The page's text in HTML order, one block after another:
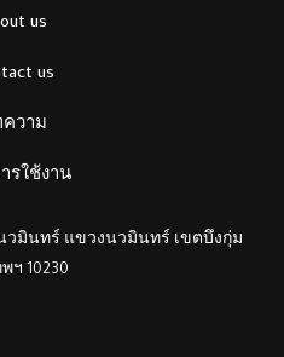
us
us
วาม
รใช้งาน
นวมินทร์ แขวงนวมินทร์ เขตบึงกุ่ม
ฯ 10230